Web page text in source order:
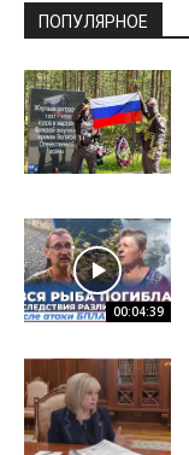
ПОПУЛЯРНОЕ
00:04:39